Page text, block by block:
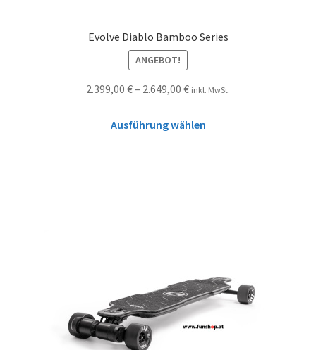
Evolve Diablo Bamboo Series
ANGEBOT!
2.399,00 €– 2.649,00 € inkl. MwSt.
Ausführung wählen